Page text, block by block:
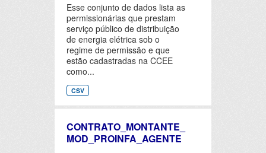
Esse conjunto de dados lista as
permissionárias que prestam
serviço público de distribuição
de energia elétrica sob o
regime de permissão e que
estão cadastradas na CCEE
como...
CSV
CONTRATO_MONTANTE_
MOD_PROINFA_AGENTE